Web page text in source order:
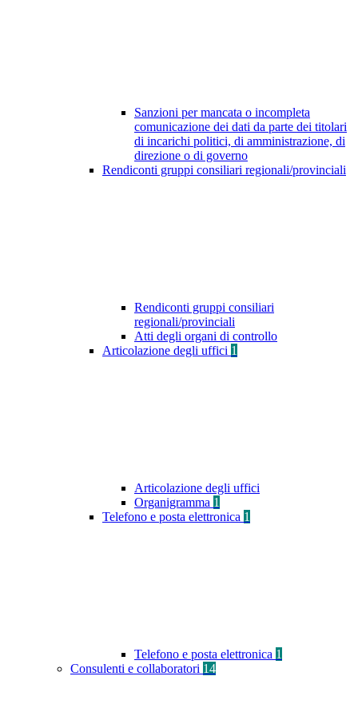
Sanzioni per mancata o incompleta
comunicazione dei dati da parte dei titolari
di incarichi politici, di amministrazione, di
direzione o di governo
Rendiconti gruppi consiliari regionali/provinciali
Rendiconti gruppi consiliari
regionali/provinciali
Atti degli organi di controllo
Articolazione degli uffici 1
Articolazione degli uffici
Organigramma 1
Telefono e posta elettronica 1
Telefono e posta elettronica 1
Consulenti e collaboratori 14